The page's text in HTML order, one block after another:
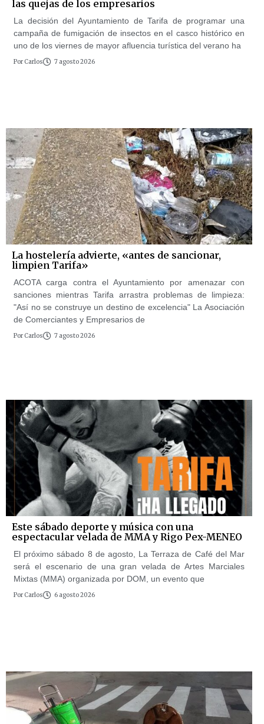
las quejas de los empresarios
La decisión del Ayuntamiento de Tarifa de programar una
campaña de fumigación de insectos en el casco histórico en
uno de los viernes de mayor afluencia turística del verano ha
Por Carlos 7 agosto 2026
La hostelería advierte, «antes de sancionar,
limpien Tarifa»
ACOTA carga contra el Ayuntamiento por amenazar con
sanciones mientras Tarifa arrastra problemas de limpieza:
"Así no se construye un destino de excelencia" La Asociación
de Comerciantes y Empresarios de
Por Carlos 7 agosto 2026
Este sábado deporte y música con una
espectacular velada de MMA y Rigo Pex-MENEO
El próximo sábado 8 de agosto, La Terraza de Café del Mar
será el escenario de una gran velada de Artes Marciales
Mixtas (MMA) organizada por DOM, un evento que
Por Carlos 6 agosto 2026